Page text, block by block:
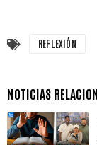
REFLEXIÓN